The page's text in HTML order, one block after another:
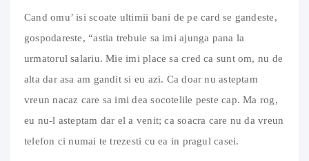
Cand omu’ isi scoate ultimii bani de pe card se gandeste,
gospodareste, “astia trebuie sa imi ajunga pana la
urmatorul salariu. Mie imi place sa cred ca sunt om, nu de
alta dar asa am gandit si eu azi. Ca doar nu asteptam
vreun nacaz care sa imi dea socotelile peste cap. Ma rog,
eu nu-l asteptam dar el a venit; ca soacra care nu da vreun
telefon ci numai te trezesti cu ea in pragul casei.